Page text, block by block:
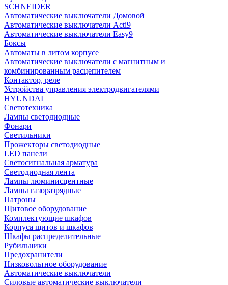
SCHNEIDER
Автоматические выключатели Домовой
Автоматические выключатели Acti9
Автоматические выключатели Easy9
Боксы
Автоматы в литом корпусе
Автоматические выключатели с магнитным и
комбинированным расцепителем
Контактор, реле
Устройства управления электродвигателями
HYUNDAI
Светотехника
Лампы светодиодные
Фонари
Светильники
Прожекторы светодиодные
LED панели
Светосигнальная арматура
Светодиодная лента
Лампы люминисцентные
Лампы газоразрядные
Патроны
Щитовое оборудование
Комплектующие шкафов
Корпуса щитов и шкафов
Шкафы распределительные
Рубильники
Предохранители
Низковольтное оборудование
Автоматические выключатели
Силовые автоматические выключатели